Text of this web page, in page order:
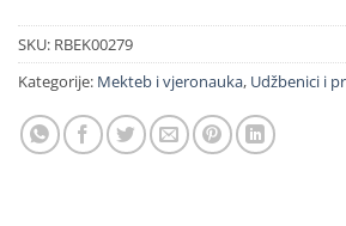
SKU: RBEK00279
Kategorije: Mekteb i vjeronauka, Udžbenici i